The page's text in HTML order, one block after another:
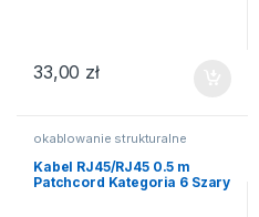
33,00 zł
okablowanie strukturalne
Kabel RJ45/RJ45 0.5 m
Patchcord Kategoria 6 Szary